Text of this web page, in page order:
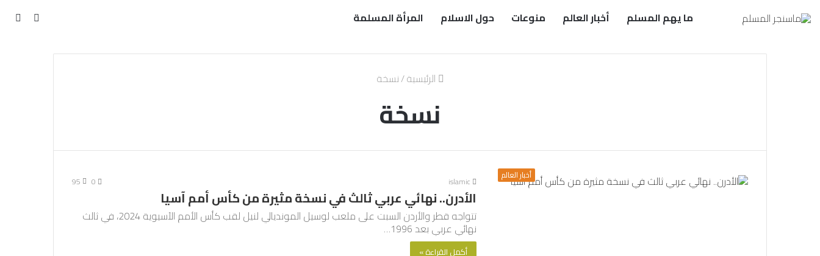
ما يهم المسلم أخبار العالم منوعات حول الاسلام المرأة المسلمة
مقال
الرئيسية/نسخة
نسخة
أخبار العالم islamic
0
95
الأدرن.. نهائي عربي ثالث في نسخة مثيرة من كأس أمم آسيا
تتواجه قطر والأردن السبت على ملعب لوسيل المونديالي لنيل لقب كأس الأمم الآسيوية 2024، في ثالث
نهائي عربي بعد 1996…
أكمل القراءة »